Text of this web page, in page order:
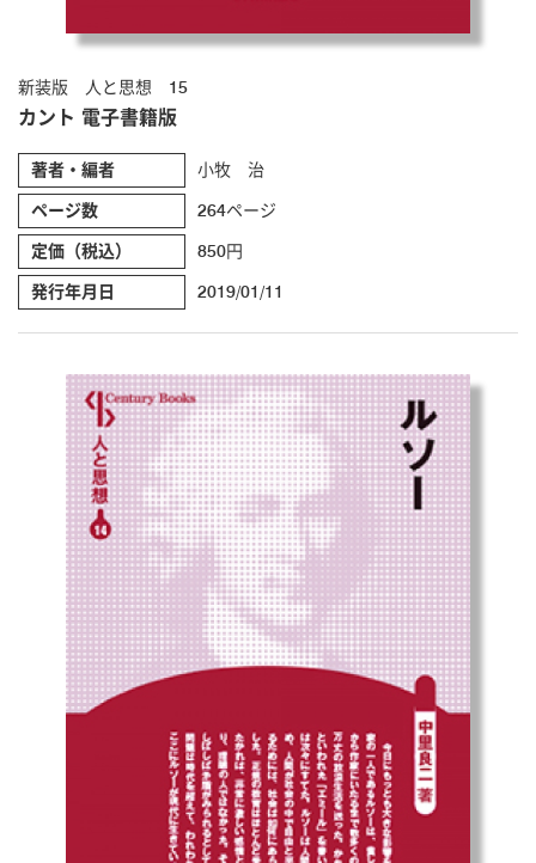
新装版 人と思想 15
カント 電子書籍版
著者・編者 小牧 治
ページ数 264ページ
定価（税込） 850円
発行年月日 2019/01/11